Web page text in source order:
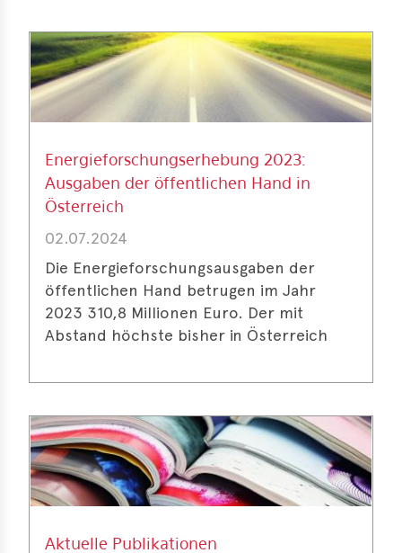
Energieforschungserhebung 2023:
Ausgaben der öffentlichen Hand in
Österreich
02.07.2024
Die Energieforschungsausgaben der
öffentlichen Hand betrugen im Jahr
2023 310,8 Millionen Euro. Der mit
Abstand höchste bisher in Österreich
Aktuelle Publikationen